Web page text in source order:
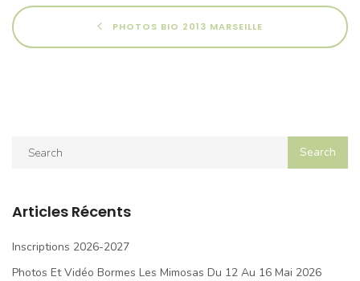
PHOTOS BIO 2013 MARSEILLE
Articles Récents
Inscriptions 2026-2027
Photos Et Vidéo Bormes Les Mimosas Du 12 Au 16 Mai 2026